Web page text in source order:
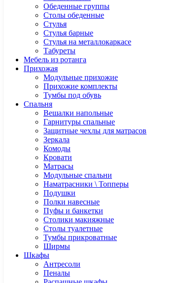
Обеденные группы
Столы обеденные
Стулья
Стулья барные
Стулья на металлокаркасе
Табуреты
Мебель из ротанга
Прихожая
Модульные прихожие
Прихожие комплекты
Тумбы под обувь
Спальня
Вешалки напольные
Гарнитуры спальные
Защитные чехлы для матрасов
Зеркала
Комоды
Кровати
Матрасы
Модульные спальни
Наматрасники \ Топперы
Подушки
Полки навесные
Пуфы и банкетки
Столики макияжные
Столы туалетные
Тумбы прикроватные
Ширмы
Шкафы
Антресоли
Пеналы